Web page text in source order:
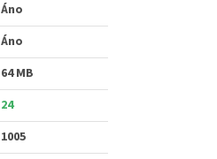
Áno
Áno
64 MB
24
1005